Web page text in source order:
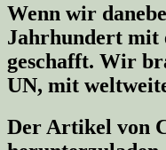
Wenn wir
Jahrhundert mit
geschafft. Wir
UN, mit
Der Artikel von